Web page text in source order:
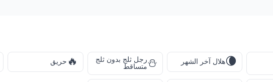
🌘هلال آخر الشهر ⛄رجل ثلج بدون ثلج
متساقط
🔥 حريق